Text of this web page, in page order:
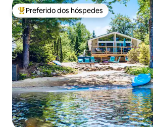
Entre os melhores preferidos dos
Preferido dos hóspedes